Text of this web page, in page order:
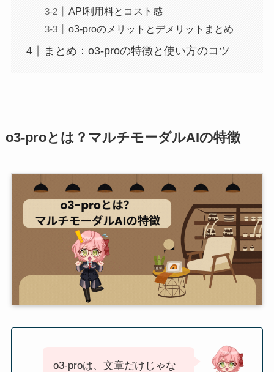
API利用料とコスト感
o3-proのメリットとデメリットまとめ
まとめ：o3‑proの特徴と使い方のコツ
o3-proとは？マルチモーダルAIの特徴
o3-proは、文章だけじゃな